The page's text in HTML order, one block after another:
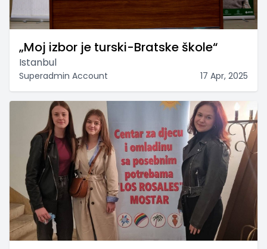
„Moj izbor je turski-Bratske škole“
Istanbul
Superadmin Account 17 Apr, 2025